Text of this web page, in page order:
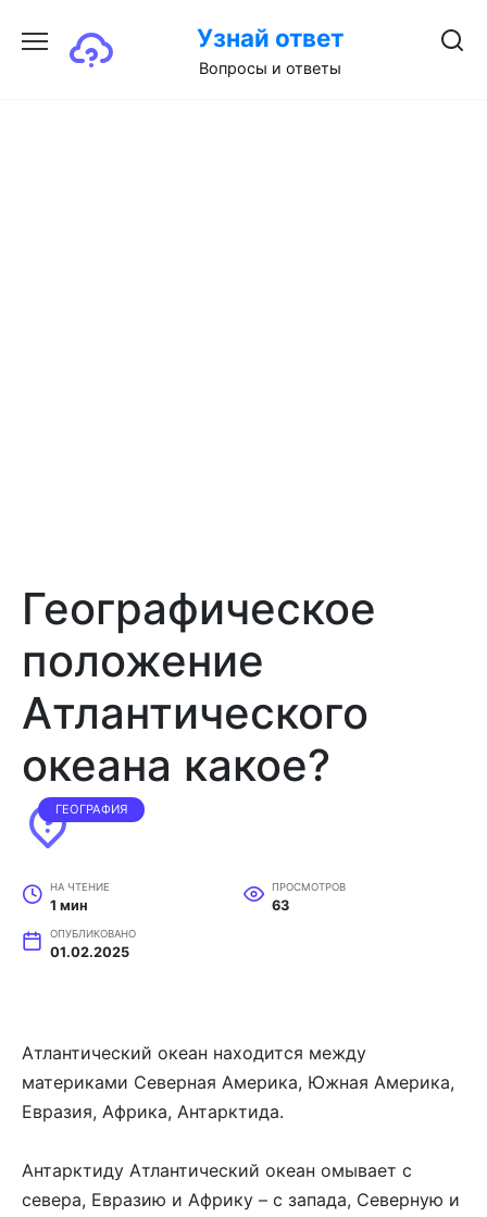
содержанию
Узнай ответ
Вопросы и ответы
Географическое
положение
Атлантического
океана какое?
ГЕОГРАФИЯ
НА ЧТЕНИЕ
1 мин
ПРОСМОТРОВ
63
ОПУБЛИКОВАНО
01.02.2025
Атлантический океан находится между
материками Северная Америка, Южная Америка,
Евразия, Африка, Антарктида.
Антарктиду Атлантический океан омывает с
севера, Евразию и Африку – с запада, Северную и